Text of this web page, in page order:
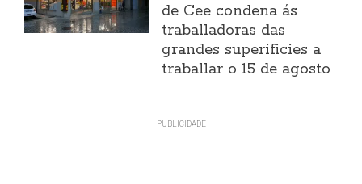
de Cee condena ás
traballadoras das
grandes superificies a
traballar o 15 de agosto